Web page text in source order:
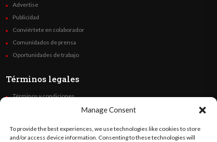
Manage Consent
To provide the best experiences, we use technologies like cookies to store
and/or access device information. Consenting to these technologies will
Advertise
Publicidad
Conviértete en colaborador
Comunidados de prensa
Oportunidades de trabajo
Términos legales
Términos y condiciones
Code of Ethics